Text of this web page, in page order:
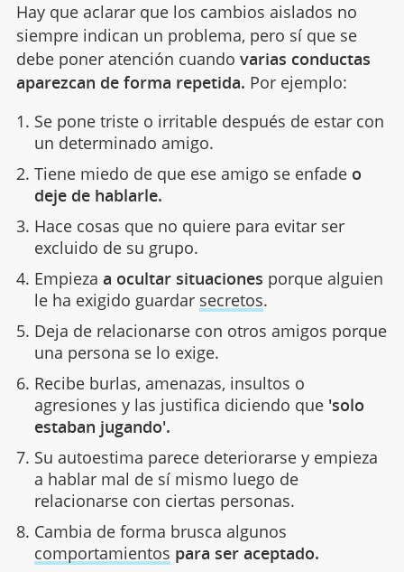
Hay que aclarar que los cambios aislados no
siempre indican un problema, pero sí que se
debe poner atención cuando varias conductas
aparezcan de forma repetida. Por ejemplo:
Se pone triste o irritable después de estar con
un determinado amigo.
Tiene miedo de que ese amigo se enfadeo
deje de hablarle.
Hace cosas que no quiere para evitar ser
excluido de su grupo.
Empieza a ocultar situaciones porque alguien
le ha exigido guardar secretos.
Deja de relacionarse con otros amigos porque
una persona se lo exige.
Recibe burlas, amenazas, insultos o
agresiones y las justifica diciendo que 'solo
estaban jugando'.
Su autoestima parece deteriorarse y empieza
a hablar mal de sí mismo luego de
relacionarse con ciertas personas.
Cambia de forma brusca algunos
comportamientos para ser aceptado.